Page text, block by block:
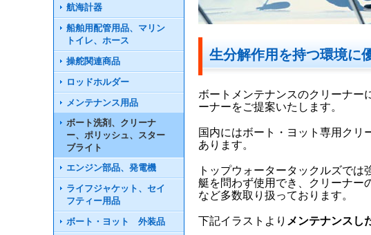
航海計器
船舶用配管用品、マリン
トイレ、ホース
操舵関連商品
ロッドホルダー
メンテナンス用品
ボート洗剤、クリーナ
ー、ポリッシュ、スター
ブライト
エンジン部品、発電機
ライフジャケット、セイ
フティー用品
ボート・ヨット 外装品
生分解作用を持つ環境に
ボートメンテナンスのクリーナー
ーナーをご提案いたします。
国内にはボート・ヨット専用クリ
あります。
トップウォータータックルズで
艇を問わず使用でき、クリーナー
など多数取り扱っております。
下記イラストより メンテナンスし